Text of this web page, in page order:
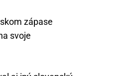
zápase
svoje